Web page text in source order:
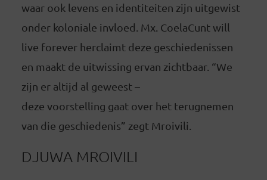
waar ook levens en identiteiten zijn uitgewist
onder koloniale invloed. Mx. CoelaCunt will
live forever herclaimt deze geschiedenissen
en maakt de uitwissing ervan zichtbaar. “We
zijn er altijd al geweest –
deze voorstelling gaat over het terugnemen
van die geschiedenis” zegt Mroivili.
DJUWA MROIVILI